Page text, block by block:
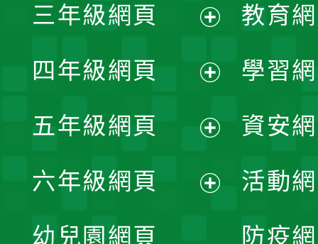
選
單
開
選
單
三年級網頁
開
選
單
四年級網頁
開
選
五年級網頁
開
六年級網頁
幼兒園網頁
教育
學習
資安
活動
防疫